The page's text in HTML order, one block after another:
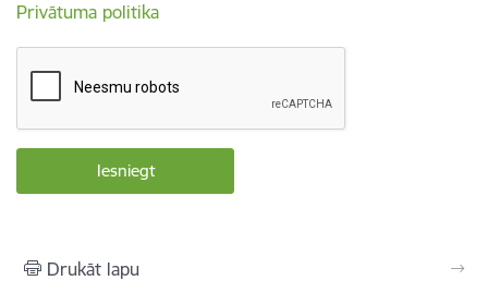
Privātuma politika
Drukāt lapu